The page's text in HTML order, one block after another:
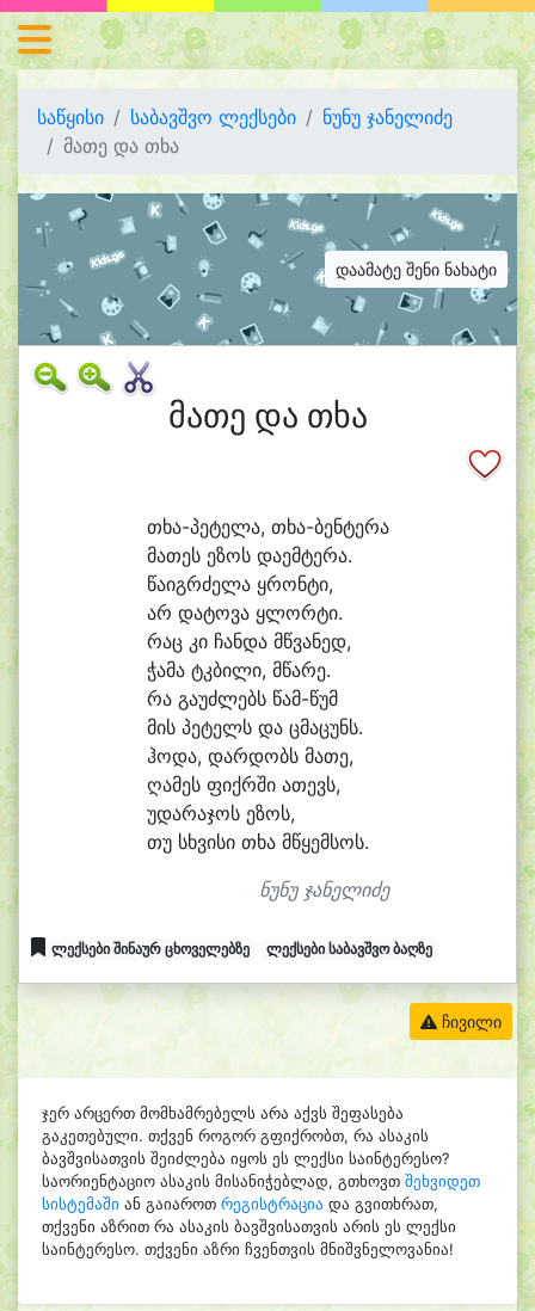
საწყისი საბავშვო ლექსები
ნუნუ ჯანელიძე
მათე და თხა
დაამატე შენი ნახატი
მათე და თხა
თხა-პეტელა, თხა-ბენტერა
მათეს ეზოს დაემტერა.
წაიგრძელა ყრონტი,
არ დატოვა ყლორტი.
რაც კი ჩანდა მწვანედ,
ჭამა ტკბილი, მწარე.
რა გაუძლებს წამ-წუმ
მის პეტელს და ცმაცუნს.
ჰოდა, დარდობს მათე,
ღამეს ფიქრში ათევს,
უდარაჯოს ეზოს,
თუ სხვისი თხა მწყემსოს.
ნუნუ ჯანელიძე
ლექსები შინაურ ცხოველებზე ლექსები საბავშვო ბაღზე
ჩივილი
ჯერ არცერთ მომხამრებელს არა აქვს შეფასება
გაკეთებული. თქვენ როგორ გფიქრობთ, რა ასაკის
ბავშვისათვის შეიძლება იყოს ეს ლექსი საინტერესო?
საორიენტაციო ასაკის მისანიჭებლად, გთხოვთ შეხვიდეთ
სისტემაში ან გაიაროთ რეგისტრაცია და გვითხრათ,
თქვენი აზრით რა ასაკის ბავშვისათვის არის ეს ლექსი
საინტერესო. თქვენი აზრი ჩვენთვის მნიშვნელოვანია!